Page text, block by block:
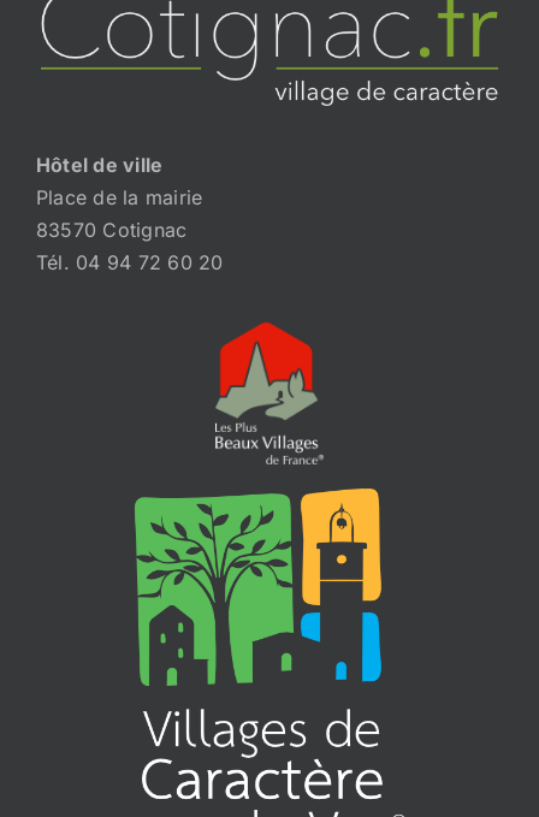
Hôtel de ville
Place de la mairie
83570 Cotignac
Tél. 04 94 72 60 20